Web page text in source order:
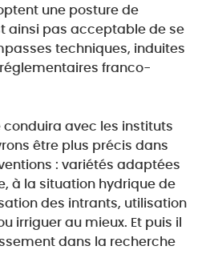
une posture de
ainsi pas acceptable de se
techniques, induites
franco-
conduira avec les instituts
être plus précis dans
: variétés adaptées
à la situation hydrique de
des intrants, utilisation
irriguer au mieux. Et puis il
dans la recherche